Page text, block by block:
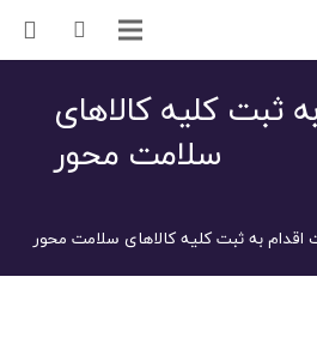
ثبت کلیه کالاهای
سلامت محور
اقدام به ثبت کلیه کالاهای سلامت محور